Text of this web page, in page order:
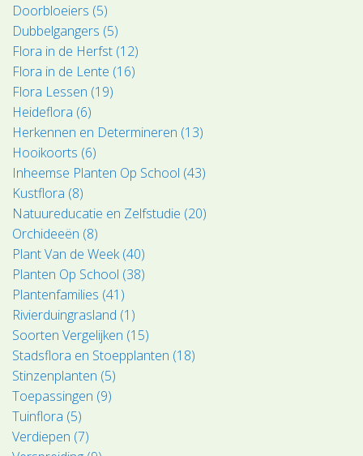
Doorbloeiers (5)
Dubbelgangers (5)
Flora in de Herfst (12)
Flora in de Lente (16)
Flora Lessen (19)
Heideflora (6)
Herkennen en Determineren (13)
Hooikoorts (6)
Inheemse Planten Op School (43)
Kustflora (8)
Natuureducatie en Zelfstudie (20)
Orchideeën (8)
Plant Van de Week (40)
Planten Op School (38)
Plantenfamilies (41)
Rivierduingrasland (1)
Soorten Vergelijken (15)
Stadsflora en Stoepplanten (18)
Stinzenplanten (5)
Toepassingen (9)
Tuinflora (5)
Verdiepen (7)